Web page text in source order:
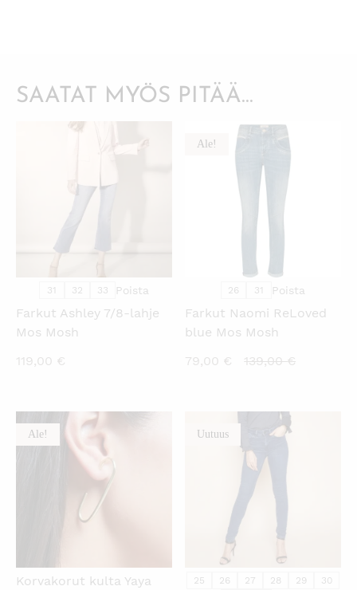
SAATAT MYÖS PITÄÄ...
31 32 33 Poista
Farkut Ashley 7/8-lahje
Mos Mosh
119,00 €
Ale! KATSO PIKANÄKYMÄ
26 31 Poista
Farkut Naomi ReLoved
blue Mos Mosh
79,00 €
Nykyinen
79,00 €.
139,00€
Ale!
Korvakorut kulta Yaya
UutuusKATSO PIKANÄKYMÄ
25 26 27 28 29
30